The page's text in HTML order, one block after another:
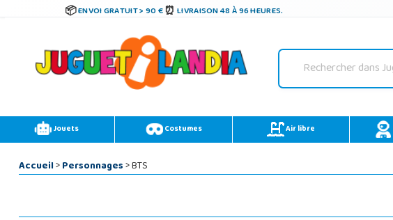
ENVOI GRATUIT > 90 € LIVRAISON 48 À 96 HEURES.
Jouets Costumes Air libre
Accueil>Personnages> BTS